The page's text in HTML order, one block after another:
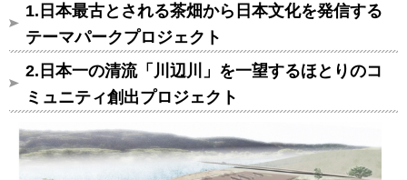
1.日本最古とされる茶畑から日本文化を発信する
テーマパークプロジェクト
2.日本一の清流「 川辺川 」を一望するほとりのコ
ミュニティ創出プロジェクト